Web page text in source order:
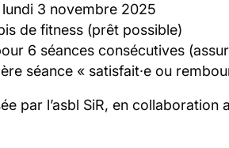
lundi 3 novembre 2025
de fitness (prêt possible)
6 séances consécutives
séance « satisfait·e ou
par l’asbl SiR, en collaboration